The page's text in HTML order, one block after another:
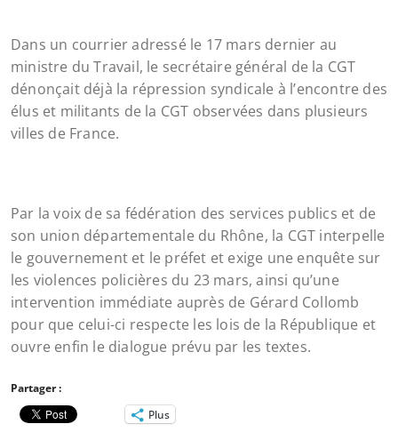
Dans un courrier adressé le 17 mars dernier au
ministre du Travail, le secrétaire général de la CGT
dénonçait déjà la répression syndicale à l’encontre des
élus et militants de la CGT observées dans plusieurs
villes de France.
Par la voix de sa fédération des services publics et de
son union départementale du Rhône, la CGT interpelle
le gouvernement et le préfet et exige une enquête sur
les violences policières du 23 mars, ainsi qu’une
intervention immédiate auprès de Gérard Collomb
pour que celui-ci respecte les lois de la République et
ouvre enfin le dialogue prévu par les textes.
Partager :
Plus